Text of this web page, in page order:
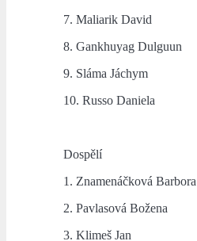
7. Maliarik David
8. Gankhuyag Dulguun
9. Sláma Jáchym
10. Russo Daniela
Dospělí
1. Znamenáčková Barbora
2. Pavlasová Božena
3. Klimeš Jan